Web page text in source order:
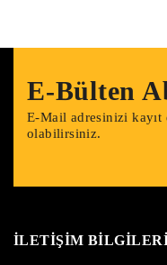
E-Bülten
E-Mail adresinizi kayıt
olabilirsiniz.
İLETİŞİM